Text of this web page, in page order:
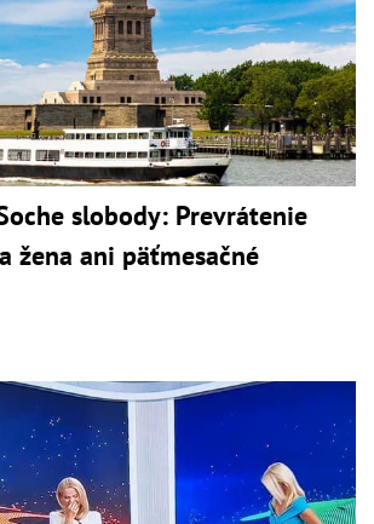
slobody: Prevrátenie
žena ani päťmesačné